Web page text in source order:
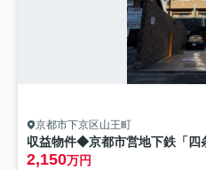
京都市下京区山王町
2,150万円